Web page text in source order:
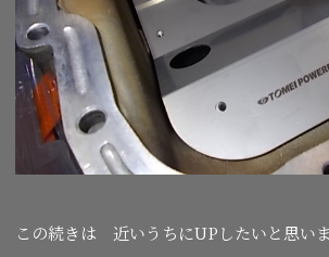
この続きは 近いうちにUPしたいと思いま